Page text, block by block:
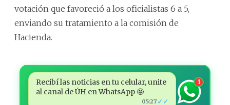
votación que favoreció a los oficialistas 6 a 5,
enviando su tratamiento a la comisión de
Hacienda.
Recibí las noticias en tu celular, unite
al canal de ÚH en WhatsApp 🤩
05:27 ✓✓
1